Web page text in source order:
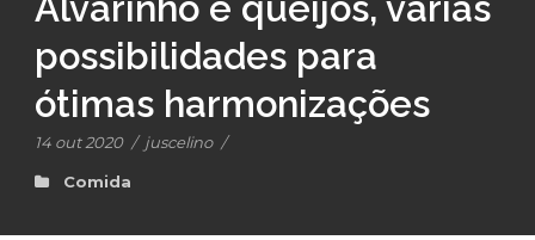
possibilidades para
ótimas harmonizações
14 out 2020 / juscelino /
Comida